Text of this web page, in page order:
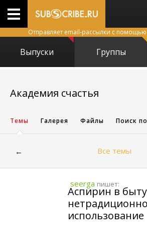
Отправляет email-рассылки с помощью
Выпуски Группы
Академия счастья
Темы Галерея Файлы Поиск
← Все темы
seerga пишет:
Аспирин в
использование